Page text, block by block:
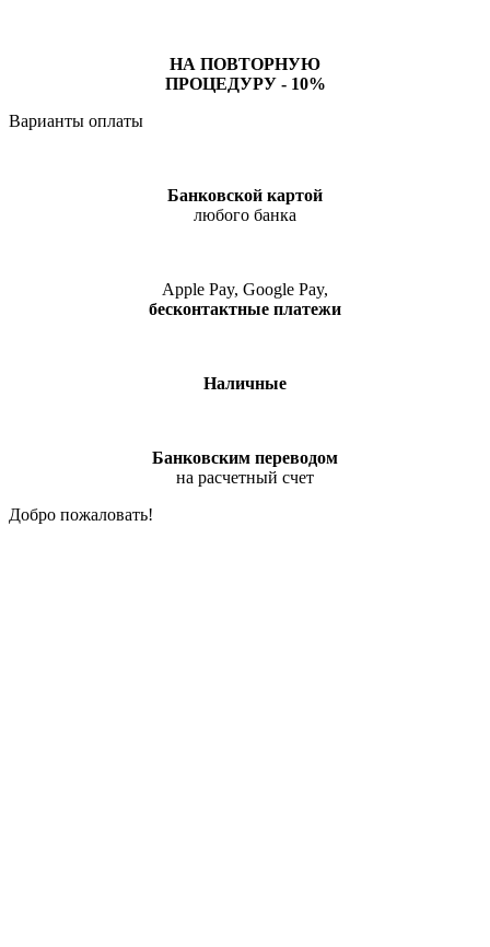
НА ПОВТОРНУЮ
ПРОЦЕДУРУ - 10%
Варианты оплаты
Банковской картой
любого банка
Apple Pay, Google Pay,
бесконтактные платежи
Наличные
Банковским переводом
на расчетный счет
Добро пожаловать!